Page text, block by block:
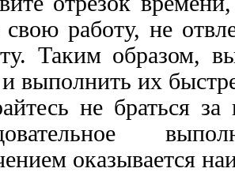
свою работу, не
Таким образом,
выполнить их
не браться
оказывается